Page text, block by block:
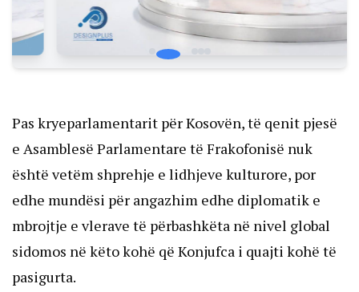
Pas kryeparlamentarit për Kosovën, të qenit pjesë
e Asamblesë Parlamentare të Frakofonisë nuk
është vetëm shprehje e lidhjeve kulturore, por
edhe mundësi për angazhim edhe diplomatik e
mbrojtje e vlerave të përbashkëta në nivel global
sidomos në këto kohë që Konjufca i quajti kohë të
pasigurta.